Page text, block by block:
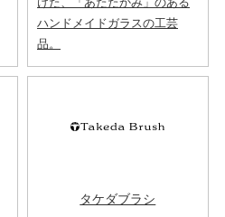
ハンドメイドガラスの工芸
品。
タケダブラシ